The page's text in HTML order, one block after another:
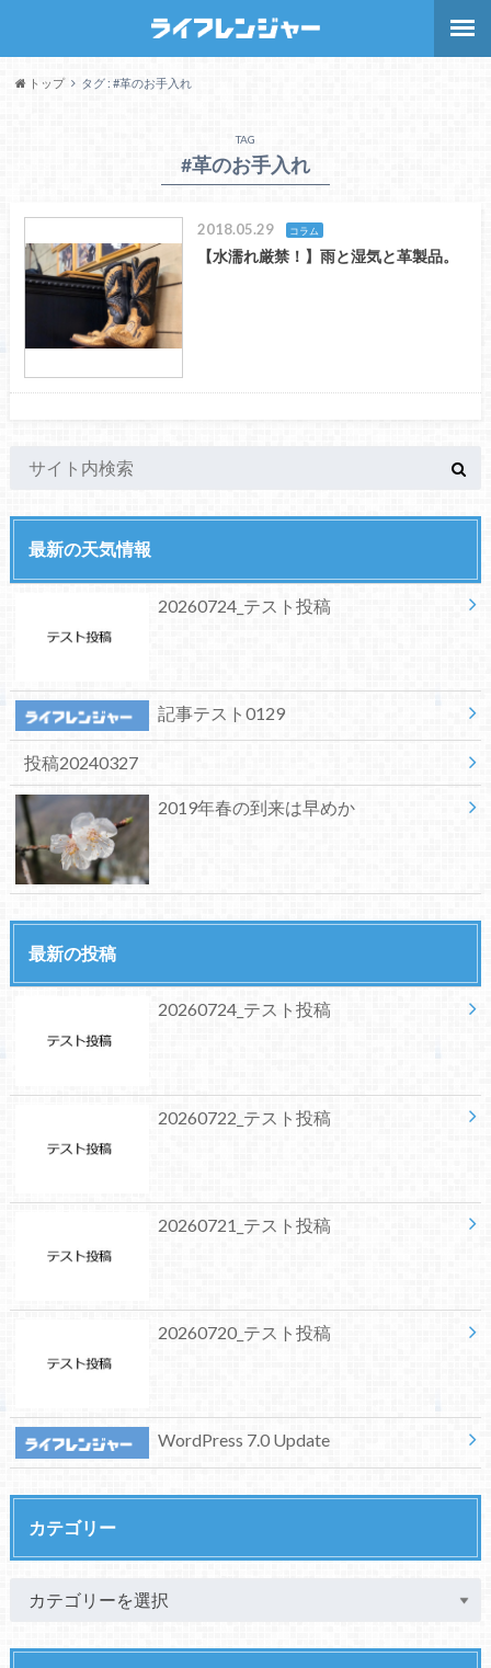
トップ タグ : #革のお手入れ
TAG
#革のお手入れ
2018.05.29 コラム
【水濡れ厳禁！】雨と湿気と革製品。
最新の天気情報
20260724_テスト投稿
記事テスト0129
投稿20240327
2019年春の到来は早めか
最新の投稿
20260724_テスト投稿
20260722_テスト投稿
20260721_テスト投稿
20260720_テスト投稿
WordPress 7.0 Update
カテゴリー